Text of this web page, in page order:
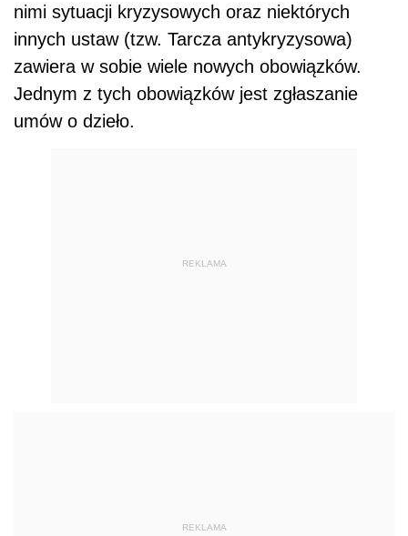
nimi sytuacji kryzysowych oraz niektórych
innych ustaw (tzw. Tarcza antykryzysowa)
zawiera w sobie wiele nowych obowiązków.
Jednym z tych obowiązków jest zgłaszanie
umów o dzieło.
REKLAMA
REKLAMA